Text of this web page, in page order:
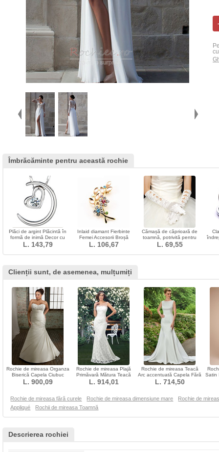
Îmbrăcăminte pentru această rochie
Plăci de argint Plăcintă în
formă de inimă Decor cu
căldură de vânzare
L. 143,79
Inlaid diamant Fierbinte
Femei Accesorii Broșă
Crystal Leaf
L. 106,67
Cămașă de căprioară de
toamnă, potrivită pentru
toamnă
L. 69,55
Clienții sunt, de asemenea, mulțumiți
Rochie de mireasa Organza
Biserică Capela Ciubuc
Talie Scăzut
L. 900,09
Rochie de mireasa Plajă
Primăvară Mătura Teacă
Fermoar Bateau
L. 914,01
Rochie de mireasa Teacă
Arc accentuată Capela Fără
mâneci Arc
L. 714,50
Satin
Rochie de mireasa fără curele Rochie de mireasa dimensiune mare
Rochie de
Appliqué
Rochii de mireasa Toamnă
Descrierea rochiei